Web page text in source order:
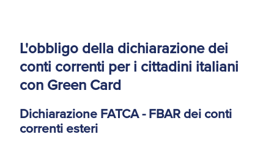
L'obbligo della dichiarazione dei
conti correnti per i cittadini italiani
con Green Card
Dichiarazione FATCA - FBAR dei conti
correnti esteri